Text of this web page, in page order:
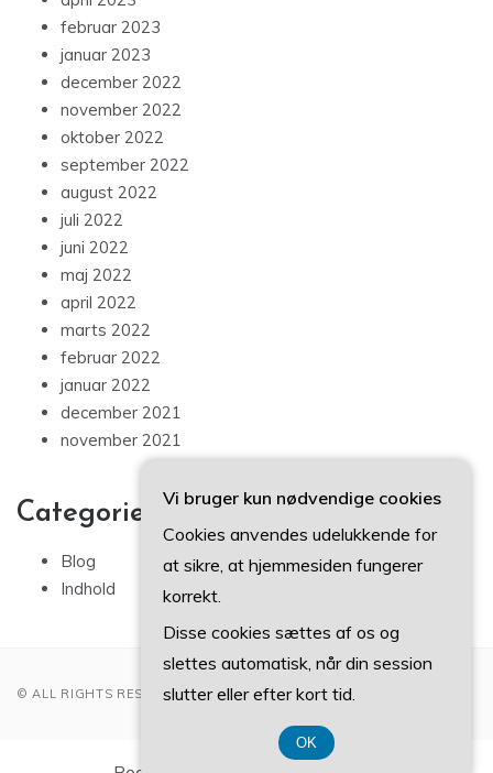
februar 2023
januar 2023
december 2022
november 2022
oktober 2022
september 2022
august 2022
juli 2022
juni 2022
maj 2022
april 2022
marts 2022
februar 2022
januar 2022
december 2021
november 2021
Categories
Blog
Indhold
© ALL RIGHTS RESERVED 2022
Vi bruger kun nødvendige cookies
Cookies anvendes udelukkende for
at sikre, at hjemmesiden fungerer
korrekt.
Disse cookies sættes af os og
slettes automatisk, når din session
slutter eller efter kort tid.
OK